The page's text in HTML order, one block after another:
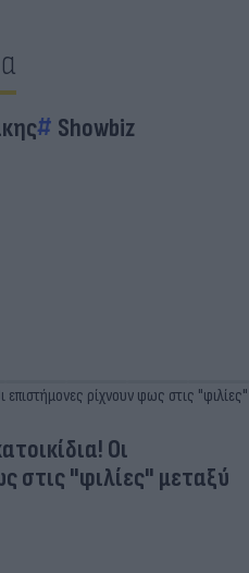
Showbiz
Οι
στις "φιλίες" μεταξύ